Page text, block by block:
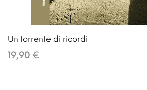
Un torrente di ricordi
19,90 €